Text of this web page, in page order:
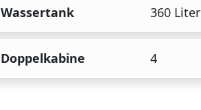
Wassertank 360 Liter
Doppelkabine 4